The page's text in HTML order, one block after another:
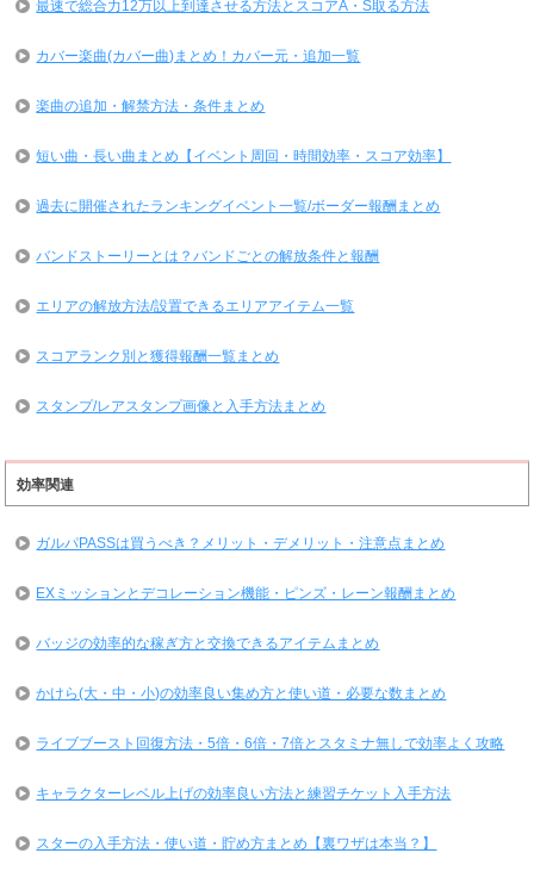
最速で総合力12万以上到達させる方法とスコアA・S取る方法
カバー楽曲(カバー曲)まとめ！カバー元・追加一覧
楽曲の追加・解禁方法・条件まとめ
短い曲・長い曲まとめ【イベント周回・時間効率・スコア効率】
過去に開催されたランキングイベント一覧/ボーダー報酬まとめ
バンドストーリーとは？バンドごとの解放条件と報酬
エリアの解放方法/設置できるエリアアイテム一覧
スコアランク別と獲得報酬一覧まとめ
スタンプ/レアスタンプ画像と入手方法まとめ
効率関連
ガルパPASSは買うべき？メリット・デメリット・注意点まとめ
EXミッションとデコレーション機能・ピンズ・レーン報酬まとめ
バッジの効率的な稼ぎ方と交換できるアイテムまとめ
かけら(大・中・小)の効率良い集め方と使い道・必要な数まとめ
ライブブースト回復方法・5倍・6倍・7倍とスタミナ無しで効率よく攻略
キャラクターレベル上げの効率良い方法と練習チケット入手方法
スターの入手方法・使い道・貯め方まとめ【裏ワザは本当？】